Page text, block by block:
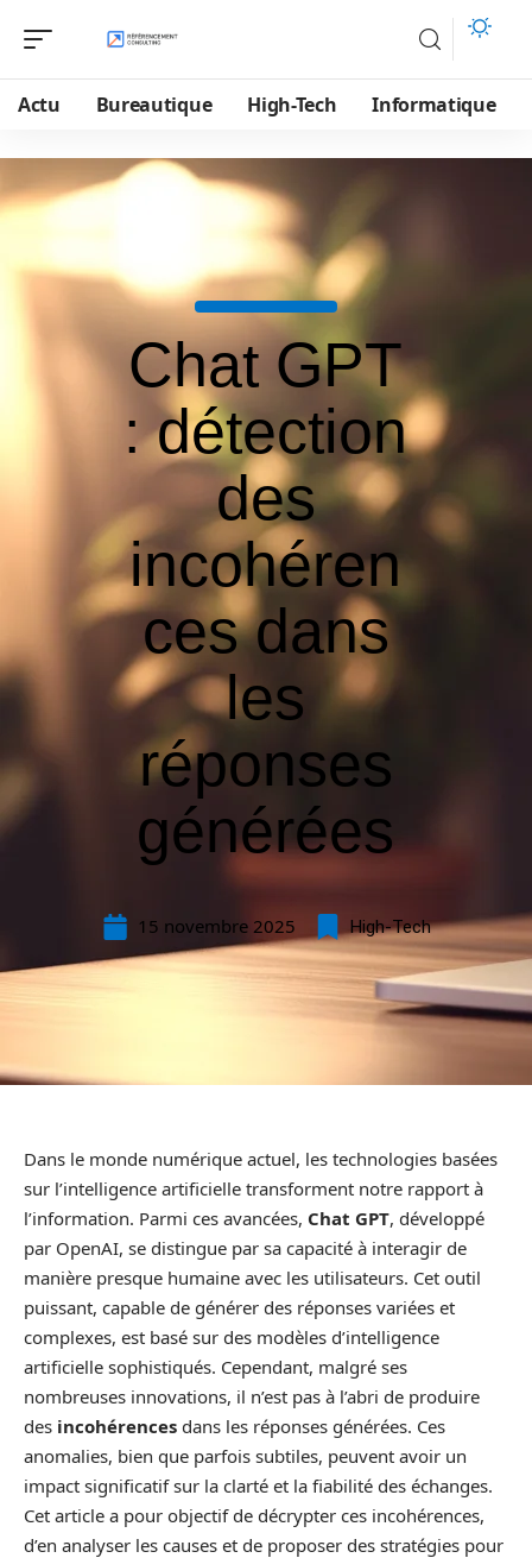
Actu Bureautique High-Tech Informatique
Chat GPT
: détection
des
incohéren
ces dans
les
réponses
générées
15 novembre 2025 High-Tech
Dans le monde numérique actuel, les technologies basées
sur l’intelligence artificielle transforment notre rapport à
l’information. Parmi ces avancées, Chat GPT, développé
par OpenAI, se distingue par sa capacité à interagir de
manière presque humaine avec les utilisateurs. Cet outil
puissant, capable de générer des réponses variées et
complexes, est basé sur des modèles d’intelligence
artificielle sophistiqués. Cependant, malgré ses
nombreuses innovations, il n’est pas à l’abri de produire
des incohérences dans les réponses générées. Ces
anomalies, bien que parfois subtiles, peuvent avoir un
impact significatif sur la clarté et la fiabilité des échanges.
Cet article a pour objectif de décrypter ces incohérences,
d’en analyser les causes et de proposer des stratégies pour